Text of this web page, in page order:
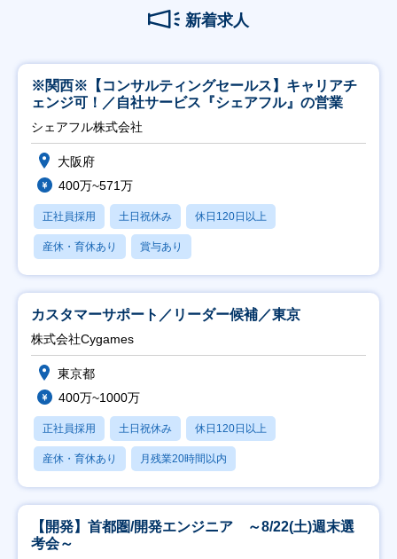
新着求人
※関西※【コンサルティングセールス】キャリアチ
ェンジ可！／自社サービス『シェアフル』の営業
シェアフル株式会社
大阪府
400万~571万
正社員採用 土日祝休み 休日120日以上
産休・育休あり 賞与あり
カスタマーサポート／リーダー候補／東京
株式会社Cygames
東京都
400万~1000万
正社員採用 土日祝休み 休日120日以上
産休・育休あり 月残業20時間以内
【開発】首都圏/開発エンジニア ～8/22(土)週末選
考会～